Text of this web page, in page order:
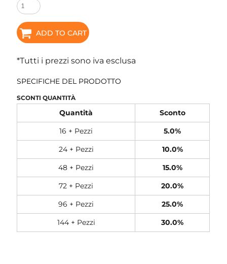
ADD TO CART
*Tutti i prezzi sono iva esclusa
SPECIFICHE DEL PRODOTTO
SCONTI QUANTITÀ
Quantità
Sconto
16 + Pezzi
5.0%
24 + Pezzi
10.0%
48 + Pezzi
15.0%
72 + Pezzi
20.0%
96 + Pezzi
25.0%
144 + Pezzi
30.0%